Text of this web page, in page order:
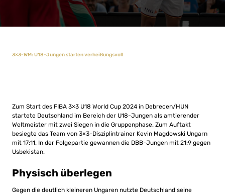
3×3-WM: U18-Jungen starten verheißungsvoll
Zum Start des FIBA 3×3 U18 World Cup 2024 in Debrecen/HUN
startete Deutschland im Bereich der U18-Jungen als amtierender
Weltmeister mit zwei Siegen in die Gruppenphase. Zum Auftakt
besiegte das Team von 3×3-Disziplintrainer Kevin Magdowski Ungarn
mit 17:11. In der Folgepartie gewannen die DBB-Jungen mit 21:9 gegen
Usbekistan.
Physisch überlegen
Gegen die deutlich kleineren Ungaren nutzte Deutschland seine